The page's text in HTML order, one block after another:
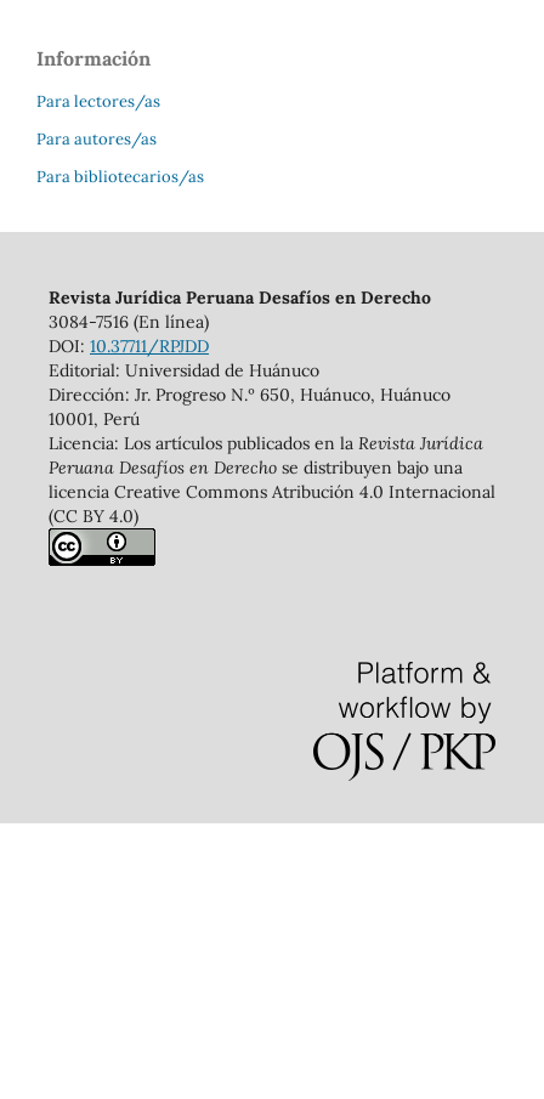
Información
Para lectores/as
Para autores/as
Para bibliotecarios/as
Revista Jurídica Peruana Desafíos en Derecho
3084-7516 (En línea)
DOI: 10.37711/RPJDD
Editorial: Universidad de Huánuco
Dirección: Jr. Progreso N.º 650, Huánuco, Huánuco
10001, Perú
Licencia: Los artículos publicados en la Revista Jurídica
Peruana Desafíos en Derechose distribuyen bajo una
licencia Creative Commons Atribución 4.0 Internacional
(CC BY 4.0)